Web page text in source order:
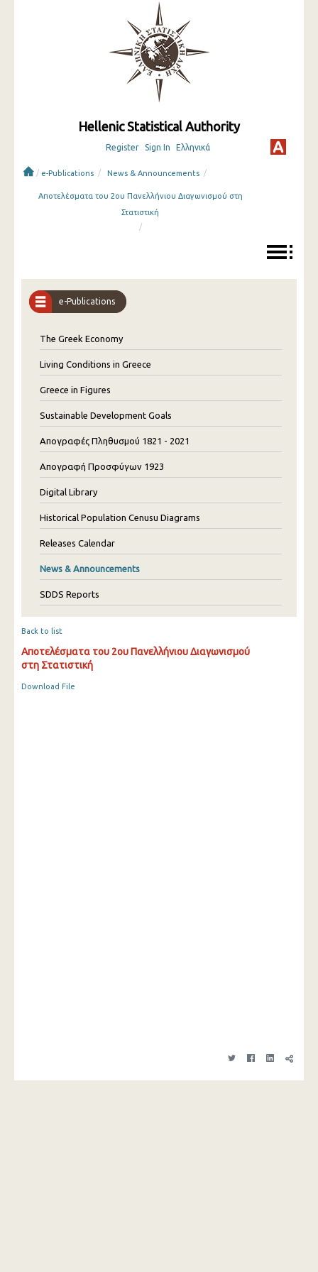
Hellenic Statistical Authority
Register Sign In Ελληνικά
/ e-Publications / News & Announcements /
Αποτελέσματα του 2ου Πανελλήνιου Διαγωνισμού στη
Στατιστική
/
e-Publications
The Greek Economy
Living Conditions in Greece
Greece in Figures
Sustainable Development Goals
Απογραφές Πληθυσμού 1821 - 2021
Απογραφή Προσφύγων 1923
Digital Library
Historical Population Cenusu Diagrams
Releases Calendar
News & Announcements
SDDS Reports
Back to list
Αποτελέσματα του 2ου Πανελλήνιου Διαγωνισμού
στη Στατιστική
Download File